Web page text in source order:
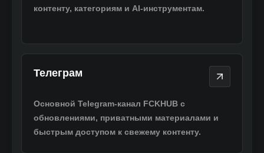
контенту, категориям и AI-инструментам.
Телеграм
Телеграм
Основной Telegram-канал FCKHUB с
обновлениями, приватными материалами и
быстрым доступом к свежему контенту.